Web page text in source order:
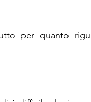
per quanto